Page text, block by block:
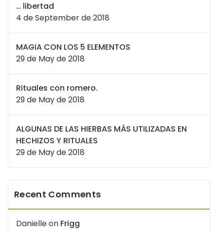
… libertad
4 de September de 2018
MAGIA CON LOS 5 ELEMENTOS
29 de May de 2018
Rituales con romero.
29 de May de 2018
ALGUNAS DE LAS HIERBAS MÁS UTILIZADAS EN
HECHIZOS Y RITUALES
29 de May de 2018
Recent Comments
Danielleon Frigg